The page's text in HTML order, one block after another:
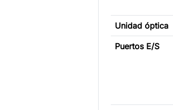
Unidad óptica
Puertos E/S